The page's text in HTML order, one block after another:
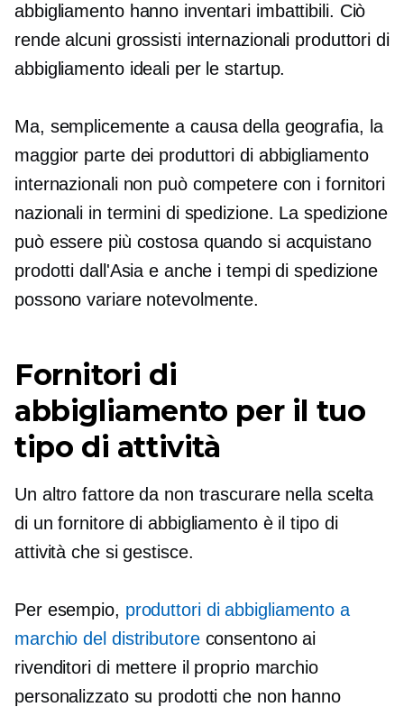
abbigliamento hanno inventari imbattibili. Ciò
rende alcuni grossisti internazionali produttori di
abbigliamento ideali per le startup.
Ma, semplicemente a causa della geografia, la
maggior parte dei produttori di abbigliamento
internazionali non può competere con i fornitori
nazionali in termini di spedizione. La spedizione
può essere più costosa quando si acquistano
prodotti dall'Asia e anche i tempi di spedizione
possono variare notevolmente.
Fornitori di
abbigliamento per il tuo
tipo di attività
Un altro fattore da non trascurare nella scelta
di un fornitore di abbigliamento è il tipo di
attività che si gestisce.
Per esempio, produttori di abbigliamento a
marchio del distributoreconsentono ai
rivenditori di mettere il proprio marchio
personalizzato su prodotti che non hanno